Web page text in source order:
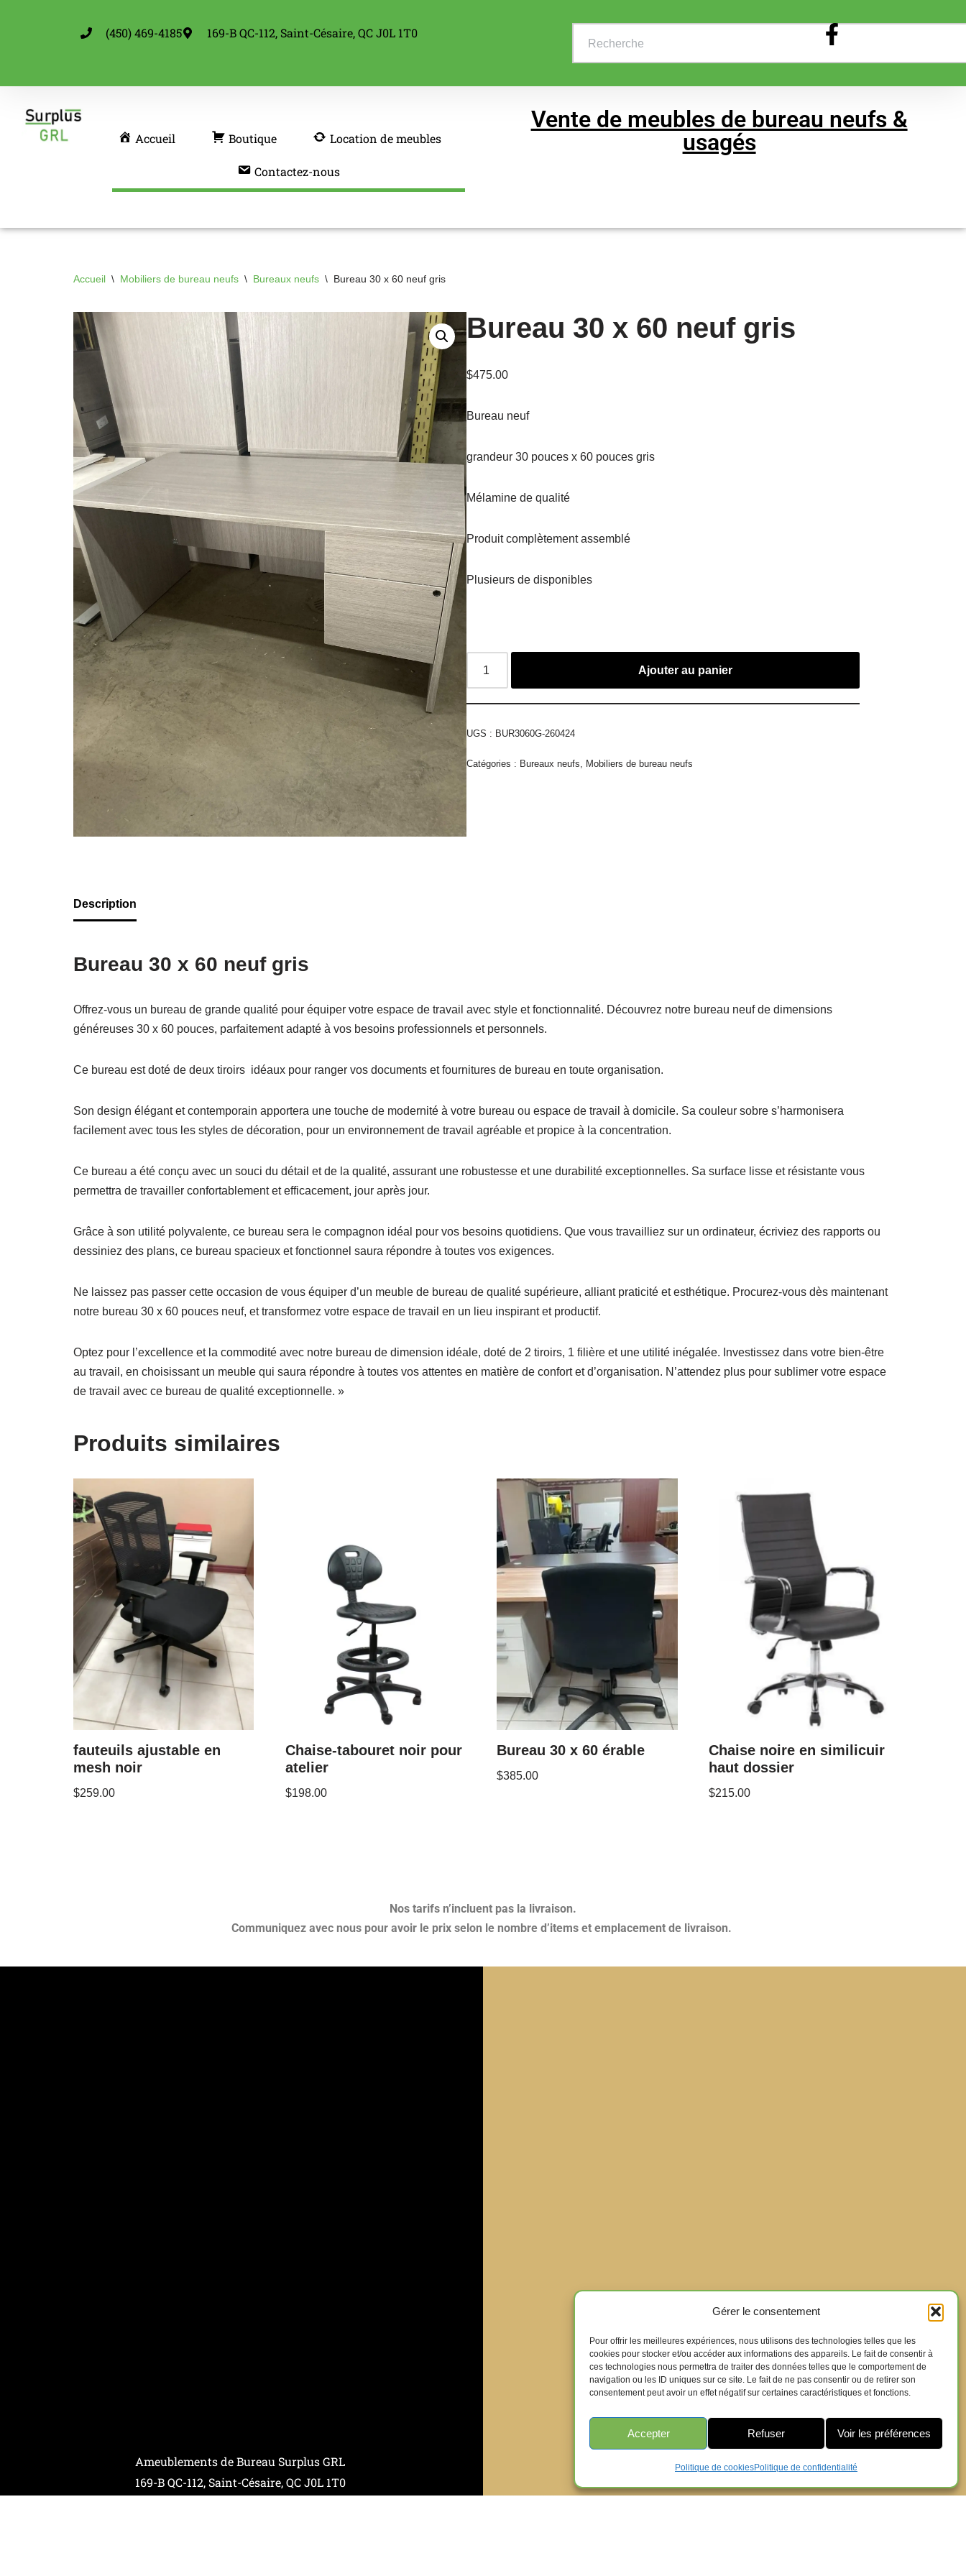
Gérer le consentement
Pour offrir les meilleures expériences, nous utilisons des technologies telles que les
cookies pour stocker et/ou accéder aux informations des appareils. Le fait de consentir à
ces technologies nous permettra de traiter des données telles que le comportement de
navigation ou les ID uniques sur ce site. Le fait de ne pas consentir ou de retirer son
consentement peut avoir un effet négatif sur certaines caractéristiques et fonctions.
Accepter Refuser Voir les préférences
Politique de cookiesPolitique de confidentialité
(450) 469-4185 169-B QC-112, Saint-Césaire, QC J0L 1T0
Accueil Boutique Location de meubles
Contactez-nous
Vente de meubles de bureau neufs &
usagés
Accueil \ Mobiliers de bureau neufs \ Bureaux neufs \ Bureau 30 x 60 neuf gris
Bureau 30 x 60 neuf gris
$475.00
Bureau neuf
grandeur 30 pouces x 60 pouces gris
Mélamine de qualité
Produit complètement assemblé
Plusieurs de disponibles
Ajouter au panier
UGS : BUR3060G-260424
Catégories : Bureaux neufs, Mobiliers de bureau neufs
Description
Bureau 30 x 60 neuf gris
Offrez-vous un bureau de grande qualité pour équiper votre espace de travail avec style et fonctionnalité. Découvrez notre bureau neuf de dimensions
généreuses 30 x 60 pouces, parfaitement adapté à vos besoins professionnels et personnels.
Ce bureau est doté de deux tiroirs idéaux pour ranger vos documents et fournitures de bureau en toute organisation.
Son design élégant et contemporain apportera une touche de modernité à votre bureau ou espace de travail à domicile. Sa couleur sobre s’harmonisera
facilement avec tous les styles de décoration, pour un environnement de travail agréable et propice à la concentration.
Ce bureau a été conçu avec un souci du détail et de la qualité, assurant une robustesse et une durabilité exceptionnelles. Sa surface lisse et résistante vous
permettra de travailler confortablement et efficacement, jour après jour.
Grâce à son utilité polyvalente, ce bureau sera le compagnon idéal pour vos besoins quotidiens. Que vous travailliez sur un ordinateur, écriviez des rapports ou
dessiniez des plans, ce bureau spacieux et fonctionnel saura répondre à toutes vos exigences.
Ne laissez pas passer cette occasion de vous équiper d’un meuble de bureau de qualité supérieure, alliant praticité et esthétique. Procurez-vous dès maintenant
notre bureau 30 x 60 pouces neuf, et transformez votre espace de travail en un lieu inspirant et productif.
Optez pour l’excellence et la commodité avec notre bureau de dimension idéale, doté de 2 tiroirs, 1 filière et une utilité inégalée. Investissez dans votre bien-être
au travail, en choisissant un meuble qui saura répondre à toutes vos attentes en matière de confort et d’organisation. N’attendez plus pour sublimer votre espace
de travail avec ce bureau de qualité exceptionnelle. »
Produits similaires
fauteuils ajustable en
mesh noir
$259.00
Chaise-tabouret noir pour
atelier
$198.00
Bureau 30 x 60 érable
$385.00
Chaise noire en similicuir
haut dossier
$215.00
Nos tarifs n’incluent pas la livraison.
Communiquez avec nous pour avoir le prix selon le nombre d’items et emplacement de livraison.
Ameublements de Bureau Surplus GRL
169-B QC-112, Saint-Césaire, QC J0L 1T0